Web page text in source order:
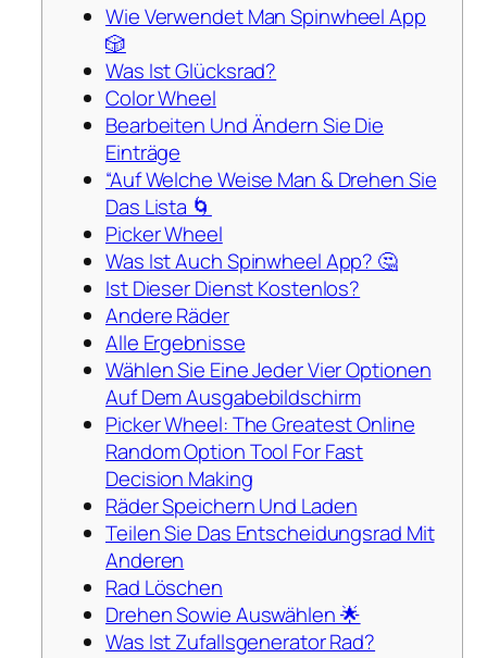
Wie Verwendet Man Spinwheel App
🎲
Was Ist Glücksrad?
Color Wheel
Bearbeiten Und Ändern Sie Die
Einträge
“Auf Welche Weise Man & Drehen Sie
Das Lista 🌀
Picker Wheel
Was Ist Auch Spinwheel App? 🤔
Ist Dieser Dienst Kostenlos?
Andere Räder
Alle Ergebnisse
Wählen Sie Eine Jeder Vier Optionen
Auf Dem Ausgabebildschirm
Picker Wheel: The Greatest Online
Random Option Tool For Fast
Decision Making
Räder Speichern Und Laden
Teilen Sie Das Entscheidungsrad Mit
Anderen
Rad Löschen
Drehen Sowie Auswählen 🌟
Was Ist Zufallsgenerator Rad?